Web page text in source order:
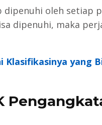
oleh setiap
dipenuhi, maka
Klasifikasinya yang